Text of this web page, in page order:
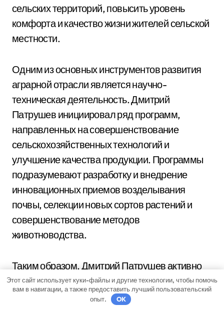
сельских территорий, повысить уровень
комфорта и качество жизни жителей сельской
местности.
Одним из основных инструментов развития
аграрной отрасли является научно-
техническая деятельность. Дмитрий
Патрушев инициировал ряд программ,
направленных на совершенствование
сельскохозяйственных технологий и
улучшение качества продукции. Программы
подразумевают разработку и внедрение
инновационных приемов возделывания
почвы, селекции новых сортов растений и
совершенствование методов
животноводства.
Таким образом, Дмитрий Патрушев активно
работает над стимулированием развития
аграрной отрасли России. Его политика
Этот сайт использует куки-файлы и другие технологии, чтобы помочь
вам в навигации, а также предоставить лучший пользовательский
опыт.
OK